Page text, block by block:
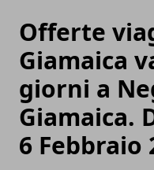
Offerte
Giamaica
giorni a
Giamaica.
6 Febbraio